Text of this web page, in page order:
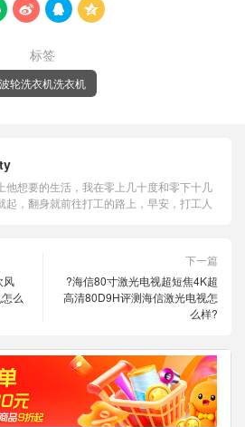
  
标签
波轮洗衣机洗衣机
他想要的生活，我在零上几十度和零下十几
起，翻身就前往打工的路上，早安，打工人
风
么
下一篇
?海信80寸激光电视超短焦4K超
高清80D9H评测海信激光电视怎
么样?